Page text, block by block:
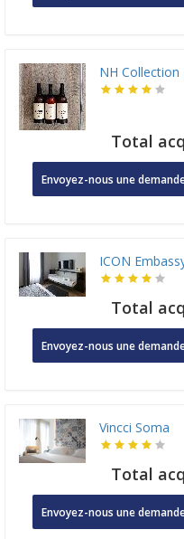
NH
Total
Envoyez-nous une
ICON
Total
Envoyez-nous une
Vincci Soma
Total
Envoyez-nous une